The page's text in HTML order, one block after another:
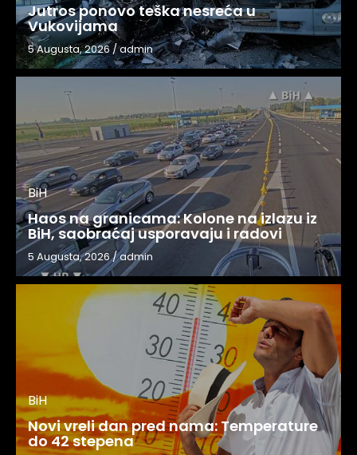
Jutros ponovo teška nesreća u
Vukovijama
5 Augusta, 2026/admin
BiH
Haos na granicama: Kolone na izlazu iz
BiH, saobraćaj usporavaju i radovi
5 Augusta, 2026/admin
BiH
Novi vreli dan pred nama: Temperature
do 42 stepena